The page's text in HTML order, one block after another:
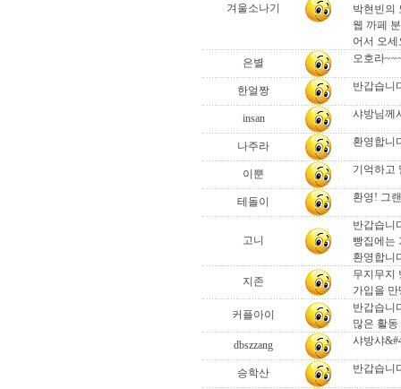
겨울소나기
박현빈의
웹 까페
어서 오세
은별
오호라
한얼짱 반갑습니
insan 샤방님께
나주라 환영합니
이뿐 기억하고
테돌이 환영! 그
고니
반갑습니
빵집에는
환영합니
지존
무지무지
가입을
커플아이
반갑습니
많은 활
dbszzang
샤방샤
승학산 반갑습니